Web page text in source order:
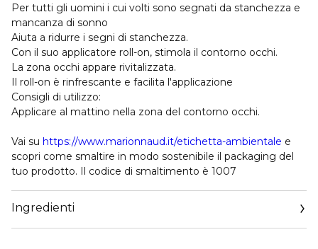
Per tutti gli uomini i cui volti sono segnati da stanchezza e
mancanza di sonno
Aiuta a ridurre i segni di stanchezza.
Con il suo applicatore roll-on, stimola il contorno occhi.
La zona occhi appare rivitalizzata.
Il roll-on è rinfrescante e facilita l'applicazione
Consigli di utilizzo:
Applicare al mattino nella zona del contorno occhi.
Vai su https://www.marionnaud.it/etichetta-ambientale e
scopri come smaltire in modo sostenibile il packaging del
tuo prodotto. Il codice di smaltimento è 1007
Ingredienti